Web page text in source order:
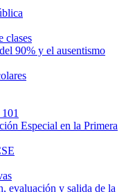
clases
90% y el ausentismo
Especial en la Primera
evaluación y salida de la